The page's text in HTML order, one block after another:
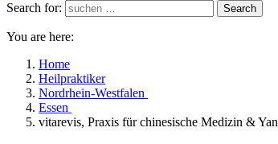
Search for:
Search
You are here:
Home
Heilpraktiker
Nordrhein-Westfalen
Essen
vitarevis, Praxis für chinesische Medizin &